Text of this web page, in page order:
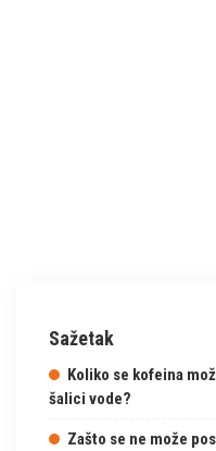
Sažetak
Koliko se kofeina
šalici vode?
Zašto se ne može